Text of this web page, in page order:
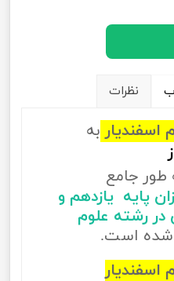
نظرات
اسفندیار به
طور جامع
پایه یازدهم و
در رشته علوم
شده است.
اسفندیار